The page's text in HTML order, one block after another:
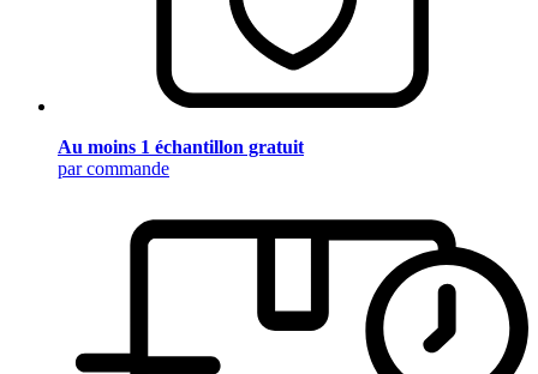
Au moins 1 échantillon gratuit
par commande